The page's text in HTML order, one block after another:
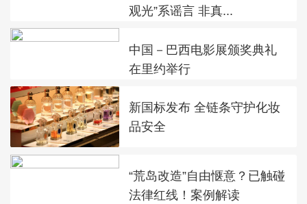
观光”系谣言 非真...
中国－巴西电影展颁奖典礼
在里约举行
新国标发布 全链条守护化妆
品安全
“荒岛改造”自由惬意？已触碰
法律红线！案例解读